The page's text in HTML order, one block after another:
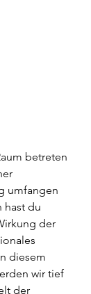
betreten
umfangen
hast du
der
diesem
wir tief
der